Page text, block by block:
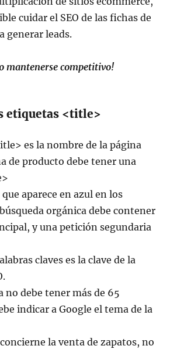
cuidar el SEO de las fichas de
generar leads.
mantenerse competitivo!
etiquetas <title>
es la nombre de la página
de producto debe tener una
aparece en azul en los
orgánica debe contener
y una petición segundaria
claves es la clave de la
no debe tener más de 65
indicar a Google el tema de la
la venta de zapatos, no